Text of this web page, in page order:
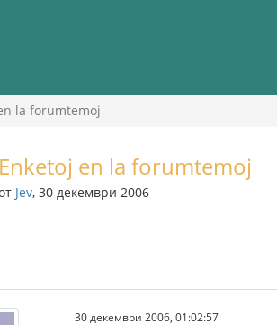
la forumtemoj
Enketoj en la forumtemoj
Jev, 30 декември 2006
30 декември 2006, 01:02:57